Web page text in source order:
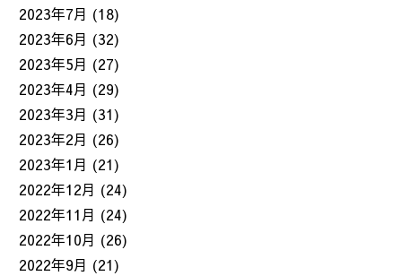
2023年7月 (18)
2023年6月 (32)
2023年5月 (27)
2023年4月 (29)
2023年3月 (31)
2023年2月 (26)
2023年1月 (21)
2022年12月 (24)
2022年11月 (24)
2022年10月 (26)
2022年9月 (21)